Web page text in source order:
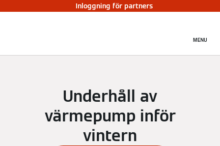
Inloggning för partners
MENU
Underhåll av
värmepump inför
vintern